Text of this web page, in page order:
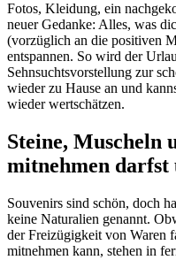
Fotos, Kleidung, ein
neuer Gedanke: Alles, was
(vorzüglich an die positiven
entspannen. So wird der
Sehnsuchtsvorstellung zur
wieder zu Hause an und
wieder wertschätzen.
Steine, Muscheln
mitnehmen darfst
Souvenirs sind schön, doch
keine Naturalien genannt.
der Freizügigkeit von Waren
mitnehmen kann, stehen in